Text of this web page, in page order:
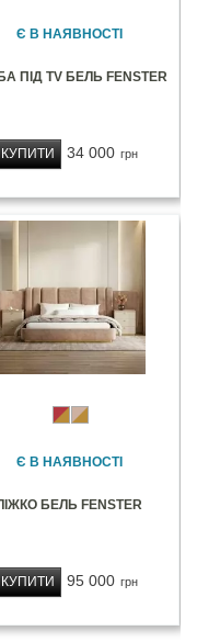
Є В НАЯВНОСТІ
ПІД TV БЕЛЬ FENSTER
34 000 грн
КУПИТИ
Є В НАЯВНОСТІ
БЕЛЬ FENSTER
95 000 грн
КУПИТИ